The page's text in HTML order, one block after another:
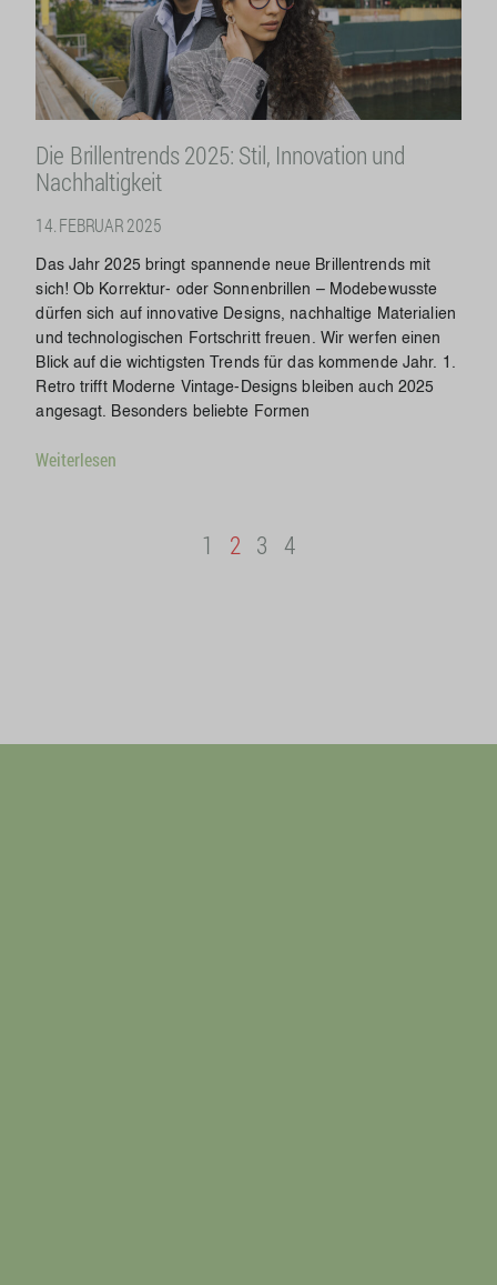
Die Brillentrends 2025: Stil, Innovation und
Nachhaltigkeit
14. FEBRUAR 2025
Das Jahr 2025 bringt spannende neue Brillentrends mit
sich! Ob Korrektur- oder Sonnenbrillen – Modebewusste
dürfen sich auf innovative Designs, nachhaltige Materialien
und technologischen Fortschritt freuen. Wir werfen einen
Blick auf die wichtigsten Trends für das kommende Jahr. 1.
Retro trifft Moderne Vintage-Designs bleiben auch 2025
angesagt. Besonders beliebte Formen
Weiterlesen
1 2 3 4